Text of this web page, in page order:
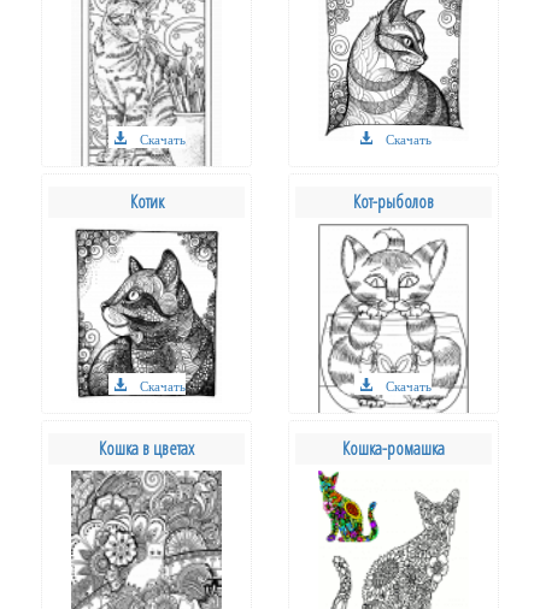
Скачать Скачать
Котик
Скачать
Кот-рыболов
Скачать
Кошка в цветах Кошка-ромашка